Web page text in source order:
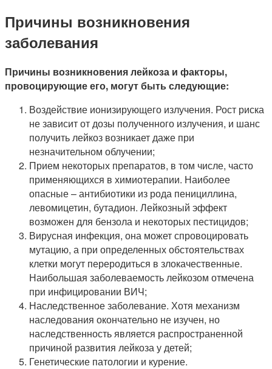
Причины возникновения
заболевания
Причины возникновения лейкоза и факторы,
провоцирующие его, могут быть следующие:
Воздействие ионизирующего излучения. Рост риска
не зависит от дозы полученного излучения, и шанс
получить лейкоз возникает даже при
незначительном облучении;
Прием некоторых препаратов, в том числе, часто
применяющихся в химиотерапии. Наиболее
опасные – антибиотики из рода пенициллина,
левомицетин, бутадион. Лейкозный эффект
возможен для бензола и некоторых пестицидов;
Вирусная инфекция, она может спровоцировать
мутацию, а при определенных обстоятельствах
клетки могут переродиться в злокачественные.
Наибольшая заболеваемость лейкозом отмечена
при инфицировании ВИЧ;
Наследственное заболевание. Хотя механизм
наследования окончательно не изучен, но
наследственность является распространенной
причиной развития лейкоза у детей;
Генетические патологии и курение.